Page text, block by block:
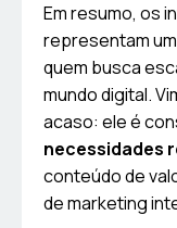
Em resumo, os
representam
quem busca
mundo digital.
acaso: ele é
necessidades
conteúdo de
de marketing